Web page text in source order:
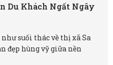
Du Khách Ngất Ngây
suối thác về thị xã Sa
đẹp hùng vỹ giữa nền